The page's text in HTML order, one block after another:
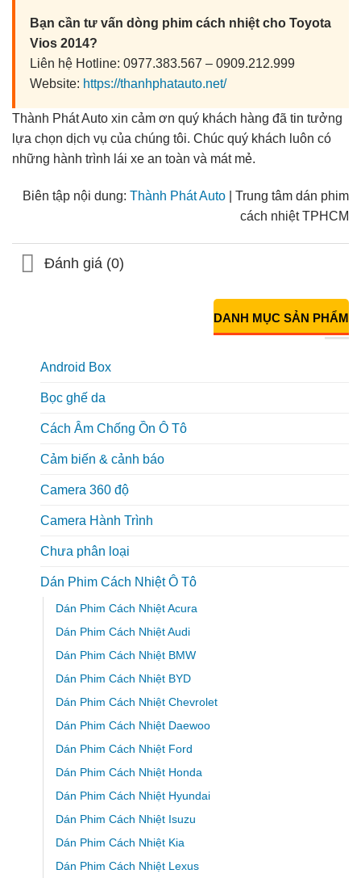
Bạn cần tư vấn dòng phim cách nhiệt cho Toyota
Vios 2014?
Liên hệ Hotline: 0977.383.567 – 0909.212.999
Website: https://thanhphatauto.net/
Thành Phát Auto xin cảm ơn quý khách hàng đã tin tưởng
lựa chọn dịch vụ của chúng tôi. Chúc quý khách luôn có
những hành trình lái xe an toàn và mát mẻ.
Biên tập nội dung: Thành Phát Auto | Trung tâm dán phim
cách nhiệt TPHCM
Đánh giá (0)
DANH MỤC SẢN PHẨM
Android Box
Bọc ghế da
Cách Âm Chống Ồn Ô Tô
Cảm biến & cảnh báo
Camera 360 độ
Camera Hành Trình
Chưa phân loại
Dán Phim Cách Nhiệt Ô Tô
Dán Phim Cách Nhiệt Acura
Dán Phim Cách Nhiệt Audi
Dán Phim Cách Nhiệt BMW
Dán Phim Cách Nhiệt BYD
Dán Phim Cách Nhiệt Chevrolet
Dán Phim Cách Nhiệt Daewoo
Dán Phim Cách Nhiệt Ford
Dán Phim Cách Nhiệt Honda
Dán Phim Cách Nhiệt Hyundai
Dán Phim Cách Nhiệt Isuzu
Dán Phim Cách Nhiệt Kia
Dán Phim Cách Nhiệt Lexus